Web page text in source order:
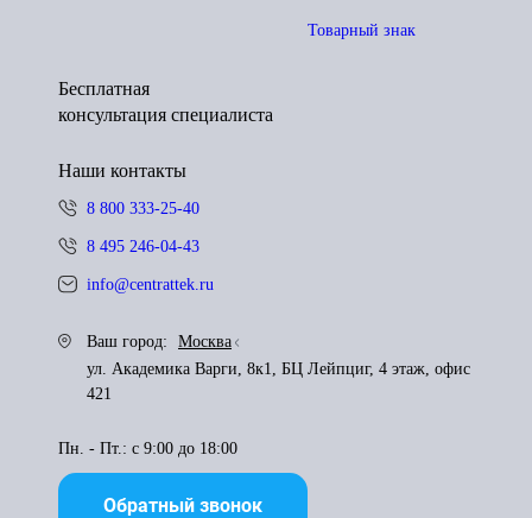
Товарный знак
Бесплатная
консультация специалиста
Наши контакты
8 800 333-25-40
8 495 246-04-43
info@centrattek.ru
Ваш город:
Москва
ул. Академика Варги, 8к1, БЦ Лейпциг, 4 этаж, офис
421
Пн. - Пт.: с 9:00 до 18:00
Обратный звонок